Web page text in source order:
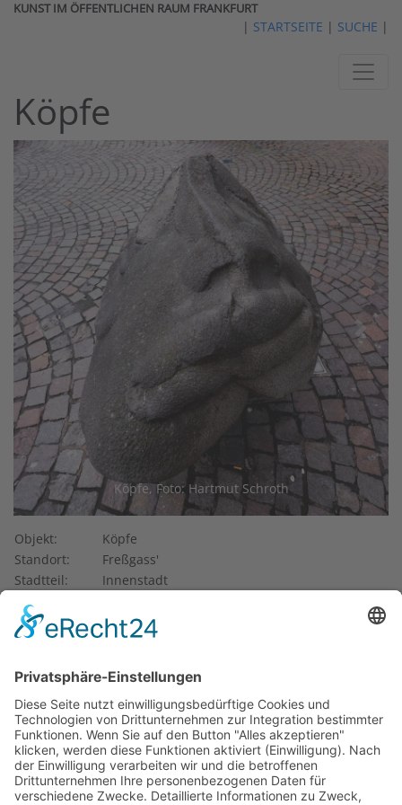
KUNST IM ÖFFENTLICHEN RAUM FRANKFURT
| STARTSEITE | SUCHE |
Köpfe
Köpfe, Foto: Hartmut Schroth
vorheriges
Objekt:
Köpfe
Standort:
Freßgass'
Stadtteil:
Innenstadt
Künstler*in:
Entstehung:
1976–1977
Eigentum von: Stadt Frankfurt
Im Rahmen der Neugestaltung der Großen Bockenheimer
Bildhauerin Marita Kaus die SkulpturKöpfe(1976–77). Die
Steine wurden bei Erdarbeiten in der Basaltstraße im
Frankfurter Stadtteil Bockenheim ausgegraben (aufgrund
dieser Basaltvorkommen hatte die Straße auch ihren
Namen bekommen). Sie bestehen aus Diabas, einem